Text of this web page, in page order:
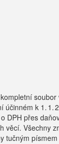
soubor
účinném k 1. 1.
DPH přes
věcí. Všechny
tučným písmem